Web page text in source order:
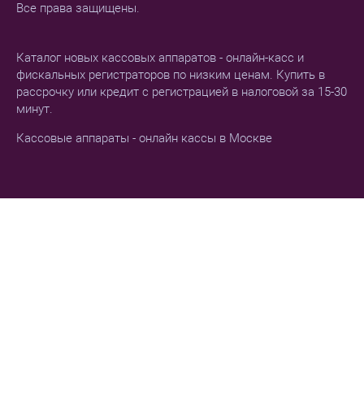
Все права защищены.
Каталог новых кассовых аппаратов - онлайн-касс и
фискальных регистраторов по низким ценам. Купить в
рассрочку или кредит с регистрацией в налоговой за 15-30
минут.
Кассовые аппараты - онлайн кассы в Москве